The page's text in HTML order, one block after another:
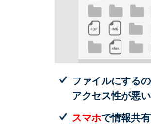
ファイルにする
アクセス性が悪い
スマホで情報共